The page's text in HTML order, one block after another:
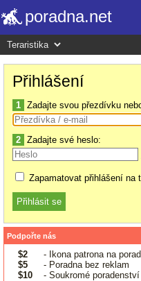
poradna.net
Přihlášení
1 Zadajte svou přezdívku
2 Zadajte své heslo:
Zapamatovat přihlášení na
Podpořte nás
$2
- Ikona patrona na
$5
- Poradna bez reklam
$10
- Soukromé poradenství